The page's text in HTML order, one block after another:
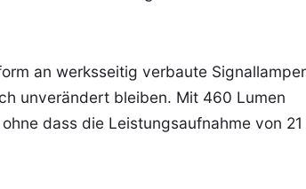
an werksseitig verbaute
unverändert bleiben. Mit 460 Lumen
dass die Leistungsaufnahme von 21